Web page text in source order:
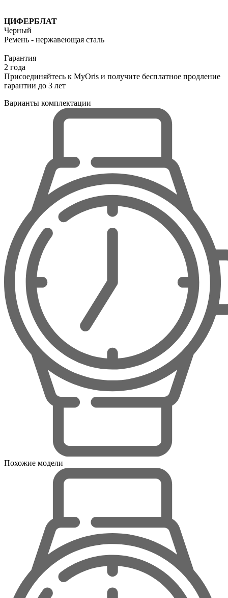
ЦИФЕРБЛАТ
Черный
Ремень - нержавеющая сталь
Гарантия
2 года
Присоединяйтесь к MyOris и получите бесплатное продление
гарантии до 3 лет
Варианты комплектации
Похожие модели